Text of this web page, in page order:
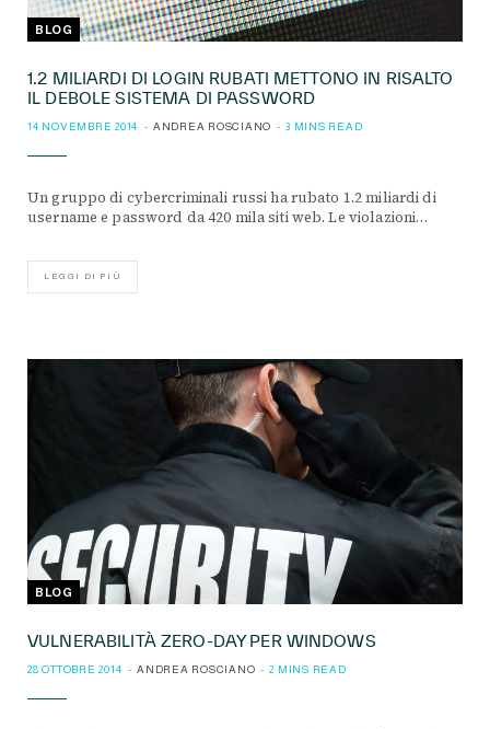
BLOG
1.2 MILIARDI DI LOGIN RUBATI METTONO IN RISALTO
IL DEBOLE SISTEMA DI PASSWORD
14 NOVEMBRE 2014 ANDREA ROSCIANO 3 MINS READ
Un gruppo di cybercriminali russi ha rubato 1.2 miliardi di
username e password da 420 mila siti web. Le violazioni…
LEGGI DI PIÙ
BLOG
VULNERABILITÀ ZERO-DAY PER WINDOWS
28 OTTOBRE 2014 ANDREA ROSCIANO 2 MINS READ